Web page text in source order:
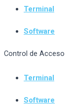
Terminal
Software
Control de Acceso
Terminal
Software